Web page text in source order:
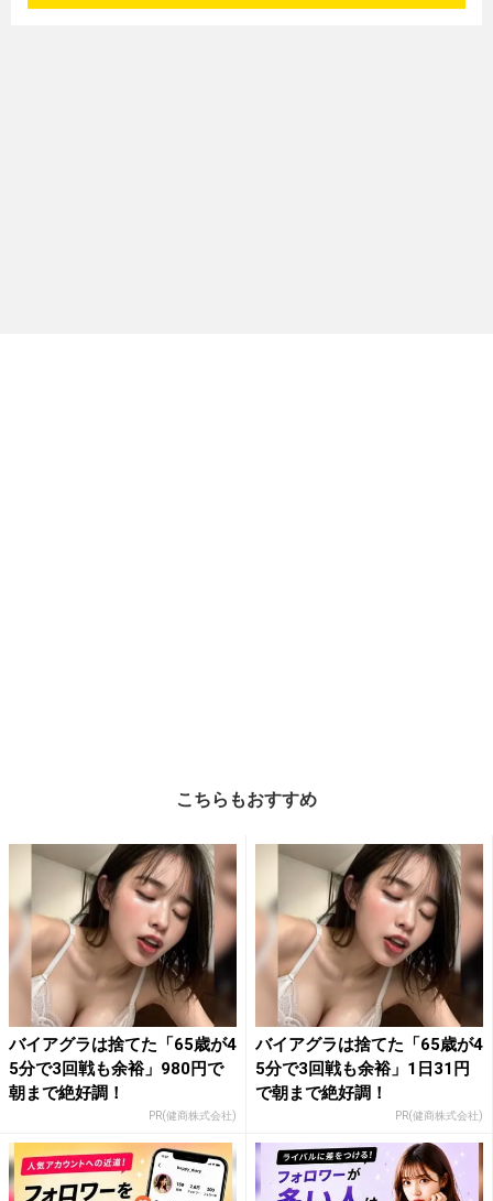
こちらもおすすめ
バイアグラは捨てた「65歳が4
5分で3回戦も余裕」980円で
朝まで絶好調！
PR(健商株式会社)
バイアグラは捨てた「65歳が4
5分で3回戦も余裕」1日31円
で朝まで絶好調！
PR(健商株式会社)